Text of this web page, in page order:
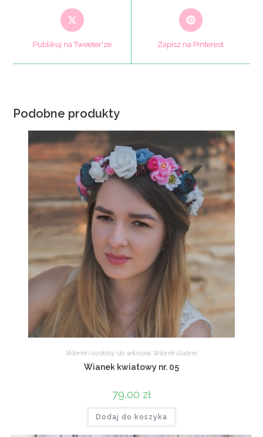
Opens
in
new
window
Publikuj na Tweeter'ze
Opens
in
window
Zapisz na Pinterest
Podobne produkty
Wianki i ozdoby do włosów, Wianki ślubne
Wianek kwiatowy nr. 05
79,00 zł
Dodaj do koszyka